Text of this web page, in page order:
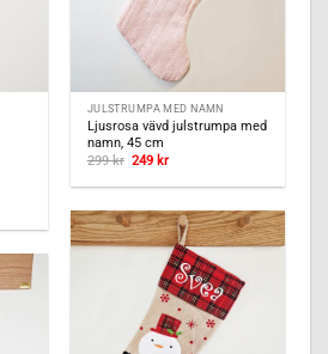
JULSTRUMPA MED NAMN
Ljusrosa vävd julstrumpa med
namn, 45 cm
299kr Det
priset
299 kr.
249 krDet
priset
249 kr.